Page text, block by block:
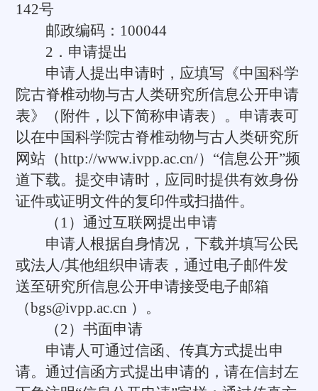
142号
邮政编码：100044
2．申请提出
申请人提出申请时，应填写《中国科学
院古脊椎动物与古人类研究所信息公开申请
表》（附件，以下简称申请表）。申请表可
以在中国科学院古脊椎动物与古人类研究所
网站（http://www.ivpp.ac.cn/）“信息公开”频
道下载。提交申请时，应同时提供有效身份
证件或证明文件的复印件或扫描件。
（1）通过互联网提出申请
申请人根据自身情况，下载并填写公民
或法人/其他组织申请表，通过电子邮件发
送至研究所信息公开申请接受电子邮箱
（bgs@ivpp.ac.cn ）。
（2）书面申请
申请人可通过信函、传真方式提出申
请。通过信函方式提出申请的，请在信封左